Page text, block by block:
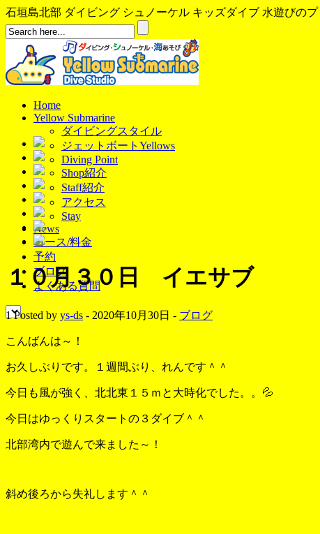
石垣島北部 ダイビング シュノーケル キッズダイブ 水遊びの
Home
Yellow Submarine
ダイビングスタイル
ジェットボートYellows
Diving Point
Shop紹介
Staff紹介
アクセス
Stay
News
コース/料金
予約
ブログ
よくある質問
１０月３０日 イエサブ
1 Posted by ys-ds - 2020年10月30日 - ブログ
こんばんは～！
お久しぶりです。１週間ぶり、れんです＾＾
今日も風が強く、北北東１５ｍと大時化でした。。💦
今日はゆっくりスタートの３ダイブ＾＾
北部湾内で遊んで来ました～！
斜め後ろから失礼します＾＾